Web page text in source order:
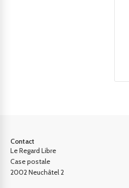
Contact
Le Regard Libre
Case postale
2002 Neuchâtel 2